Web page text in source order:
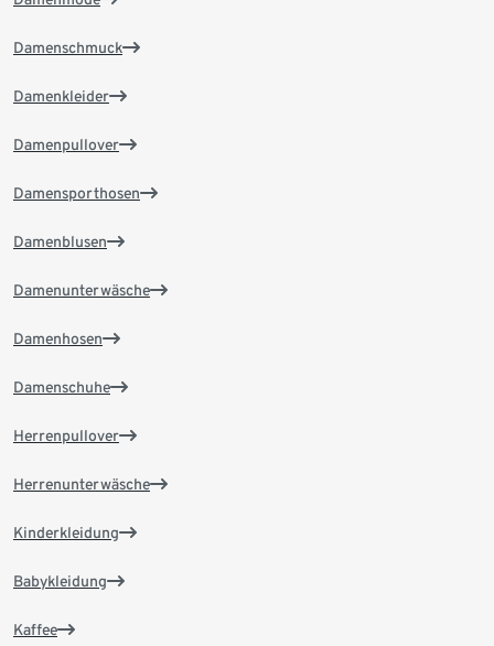
Damenschmuck
Damenkleider
Damenpullover
Damensporthosen
Damenblusen
Damenunterwäsche
Damenhosen
Damenschuhe
Herrenpullover
Herrenunterwäsche
Kinderkleidung
Babykleidung
Kaffee